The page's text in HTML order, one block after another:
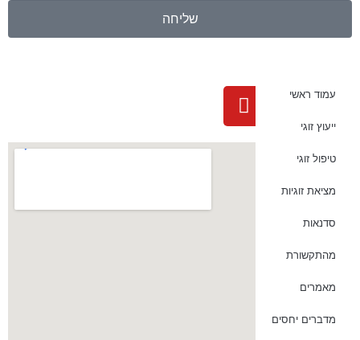
שליחה
עמוד ראשי
ייעוץ זוגי
טיפול זוגי
מציאת זוגיות
סדנאות
מהתקשורת
מאמרים
מדברים יחסים